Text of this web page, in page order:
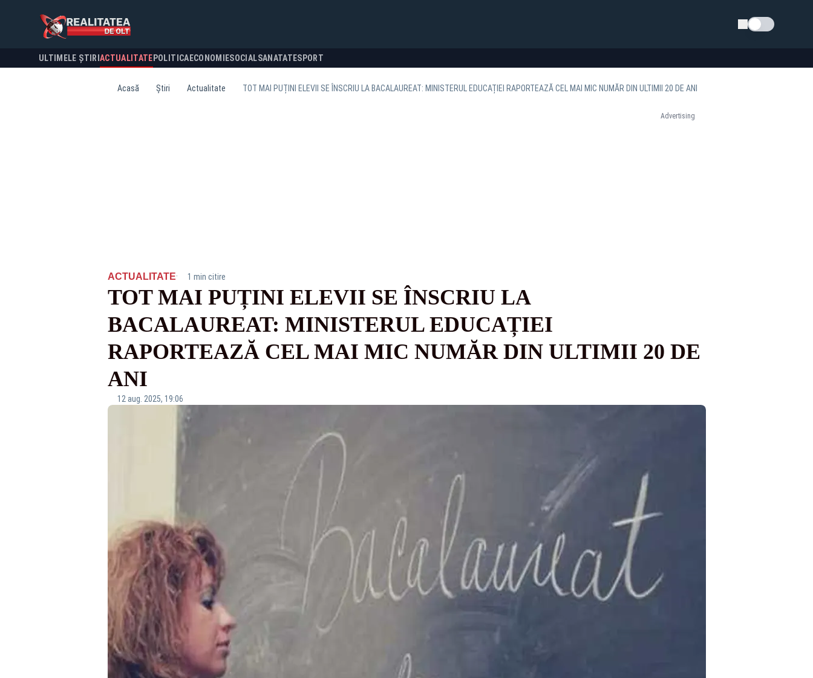
Schimba tema
ULTIMELE ȘTIRI ACTUALITATE POLITICA ECONOMIESOCIALSANATATESPORT
Acasă Știri Actualitate TOT MAI PUȚINI ELEVII SE ÎNSCRIU LA BACALAUREAT: MINISTERUL EDUCAȚIEI RAPORTEAZĂ CEL MAI MIC NUMĂR DIN ULTIMII 20 DE ANI
Advertising
ACTUALITATE· 1 min citire
TOT MAI PUȚINI ELEVII SE ÎNSCRIU LA
BACALAUREAT: MINISTERUL EDUCAȚIEI
RAPORTEAZĂ CEL MAI MIC NUMĂR DIN ULTIMII 20 DE
ANI
12 aug. 2025, 19:06